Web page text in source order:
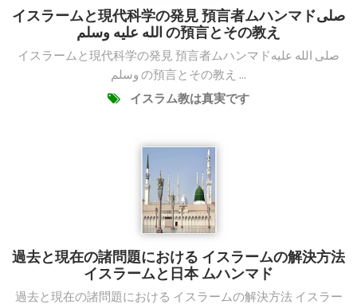
イスラームと現代科学の発見 預言者ムハンマドصلى
الله عليه وسلم の預言とその教え
イスラームと現代科学の発見 預言者ムハンマドصلى الله عليه
وسلم の預言とその教え ...
イスラム教は真実です
過去と現在の諸問題における イスラームの解決方法
イスラームと日本 ムハンマド
過去と現在の諸問題における イスラームの解決方法 イスラー